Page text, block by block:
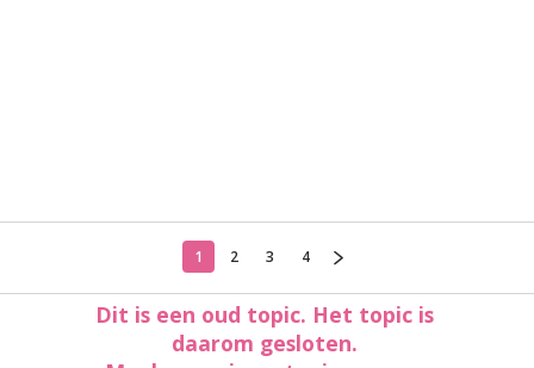
1 2 3 4
Dit is een oud topic. Het topic is
daarom gesloten.